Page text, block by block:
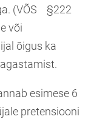
(VÕS §222
või
õigus ka
esimese 6
pretensiooni